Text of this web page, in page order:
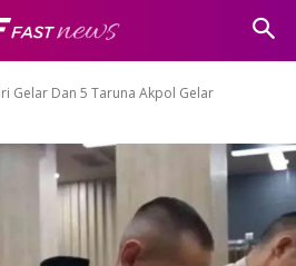
Gelar Dan 5 Taruna Akpol Gelar